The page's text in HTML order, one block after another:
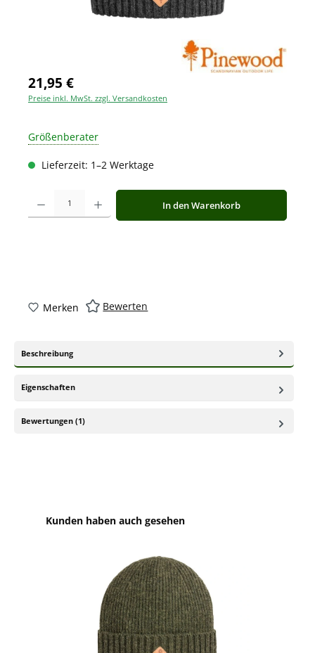
21,95 €
Preise inkl. MwSt. zzgl. Versandkosten
Größenberater
Lieferzeit: 1–2 Werktage
Produkt Anzahl: Gib den gewünschten Wert ein oder benutze die
In den Warenkorb
Merken Bewerten
Beschreibung
Eigenschaften
Bewertungen (1)
Produktgalerie überspringen
Kunden haben auch gesehen